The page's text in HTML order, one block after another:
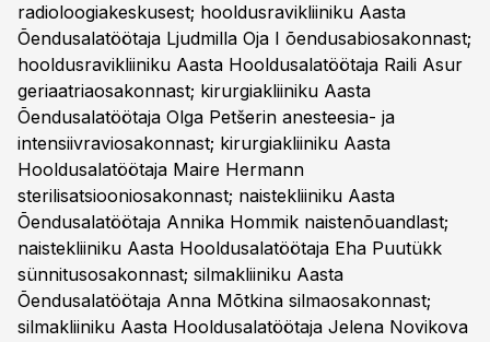
radioloogiakeskusest; hooldusravikliiniku Aasta
Õendusalatöötaja Ljudmilla Oja I õendusabiosakonnast;
hooldusravikliiniku Aasta Hooldusalatöötaja Raili Asur
geriaatriaosakonnast; kirurgiakliiniku Aasta
Õendusalatöötaja Olga Petšerin anesteesia- ja
intensiivraviosakonnast; kirurgiakliiniku Aasta
Hooldusalatöötaja Maire Hermann
sterilisatsiooniosakonnast; naistekliiniku Aasta
Õendusalatöötaja Annika Hommik naistenõuandlast;
naistekliiniku Aasta Hooldusalatöötaja Eha Puutükk
sünnitusosakonnast; silmakliiniku Aasta
Õendusalatöötaja Anna Mõtkina silmaosakonnast;
silmakliiniku Aasta Hooldusalatöötaja Jelena Novikova